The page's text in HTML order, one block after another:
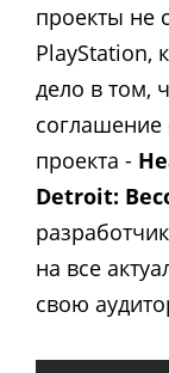
проекты не
PlayStation,
дело в том,
проекта -
Detroit:
на все
свою